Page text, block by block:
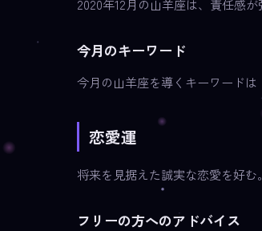
2020年12月の山羊座は、責任感
今月のキーワード
今月の山羊座を導くキーワード
恋愛運
将来を見据えた誠実な恋愛を好
フリーの方へのアドバイス